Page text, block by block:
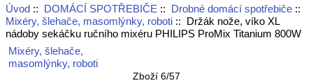
Úvod:: DOMÁCÍ SPOTŘEBIČE :: Drobné domácí spotřebiče::
Mixéry, šlehače, masomlýnky, roboti:: Držák nože, víko XL
nádoby sekáčku ručního mixéru PHILIPS ProMix Titanium 800W
Mixéry, šlehače,
masomlýnky, roboti
Zboží 6/57